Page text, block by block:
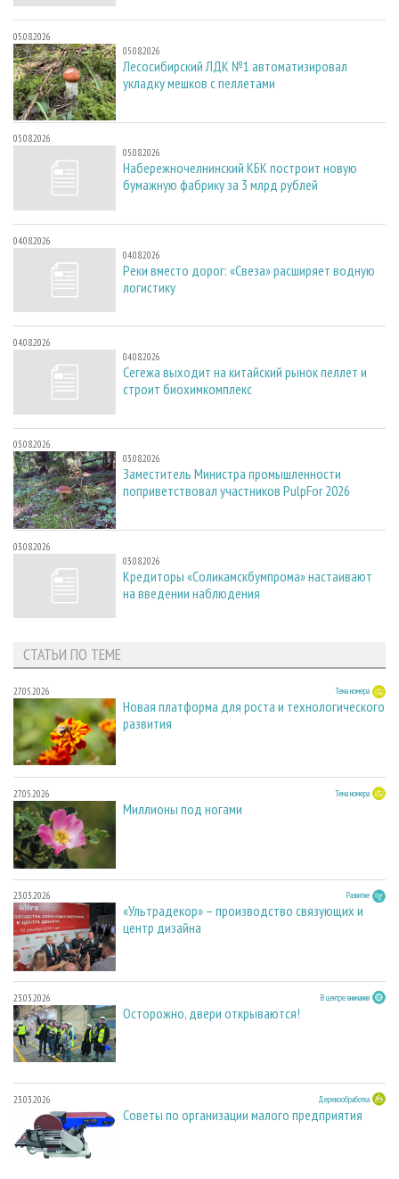
05.08.2026
05.08.2026
Лесосибирский ЛДК №1 автоматизировал
укладку мешков с пеллетами
05.08.2026
05.08.2026
Набережночелнинский КБК построит новую
бумажную фабрику за 3 млрд рублей
04.08.2026
04.08.2026
Реки вместо дорог: «Свеза» расширяет водную
логистику
04.08.2026
04.08.2026
Сегежа выходит на китайский рынок пеллет и
строит биохимкомплекс
03.08.2026
03.08.2026
Заместитель Министра промышленности
поприветствовал участников PulpFor 2026
03.08.2026
03.08.2026
Кредиторы «Соликамскбумпрома» настаивают
на введении наблюдения
СТАТЬИ ПО ТЕМЕ
27.05.2026 Тема номера
Новая платформа для роста и технологического
развития
27.05.2026 Тема номера
Миллионы под ногами
23.03.2026 Развитие
«Ультрадекор» – производство связующих и
центр дизайна
23.03.2026 В центре внимания
Осторожно, двери открываются!
23.03.2026 Деревообработка
Советы по организации малого предприятия